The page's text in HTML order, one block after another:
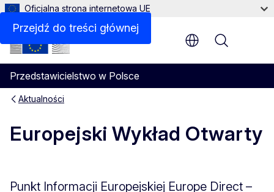
Przejdź do treści głównej
Oficjalna strona internetowa UE
Przedstawicielstwo w Polsce
Menu
Aktualności
Europejski Wykład Otwarty
Punkt Informacji Europejskiej Europe Direct –